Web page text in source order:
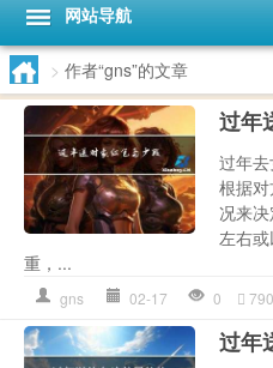
网站导航
> 作者“gns”的文章
过年
过年
根据
况来
左右
重，...
gns 02-17 0 790
过年